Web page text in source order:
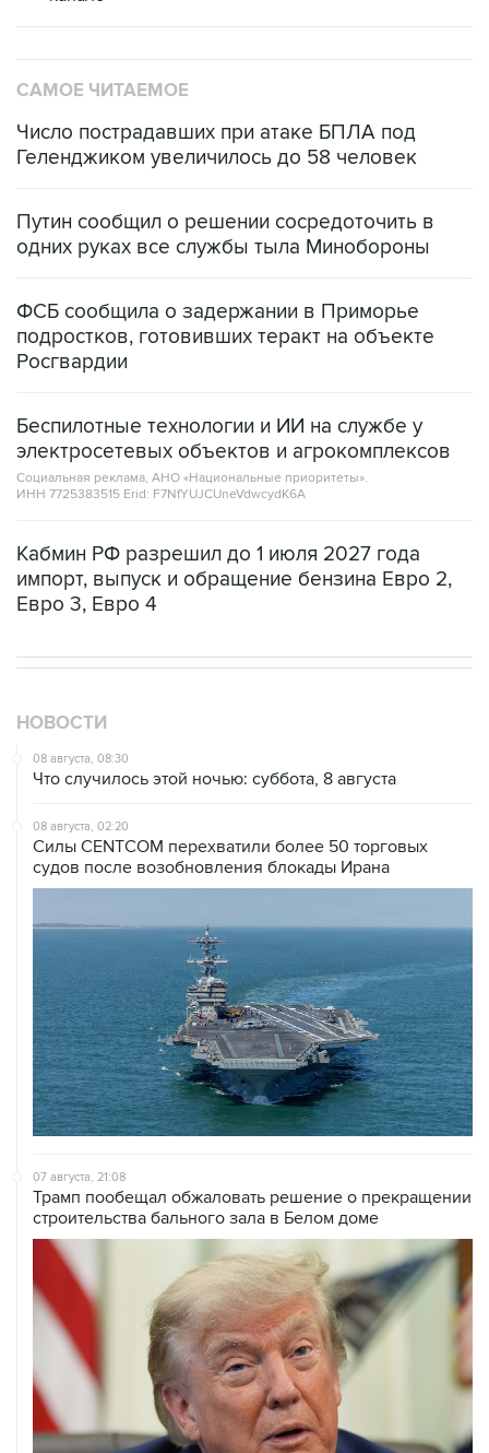
САМОЕ ЧИТАЕМОЕ
Число пострадавших при атаке БПЛА под
Геленджиком увеличилось до 58 человек
Путин сообщил о решении сосредоточить в
одних руках все службы тыла Минобороны
ФСБ сообщила о задержании в Приморье
подростков, готовивших теракт на объекте
Росгвардии
Беспилотные технологии и ИИ на службе у
электросетевых объектов и агрокомплексов
Социальная реклама, АНО «Национальные приоритеты».
ИНН 7725383515 Erid: F7NfYUJCUneVdwcydK6A
Кабмин РФ разрешил до 1 июля 2027 года
импорт, выпуск и обращение бензина Евро 2,
Евро 3, Евро 4
НОВОСТИ
08 августа, 08:30
Что случилось этой ночью: суббота, 8 августа
08 августа, 02:20
Силы CENTCOM перехватили более 50 торговых
судов после возобновления блокады Ирана
07 августа, 21:08
Трамп пообещал обжаловать решение о прекращении
строительства бального зала в Белом доме